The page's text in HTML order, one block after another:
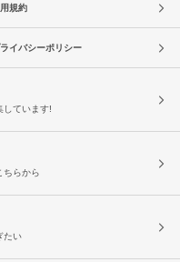
規約
イバシーポリシー
しています!
ちらから
たい